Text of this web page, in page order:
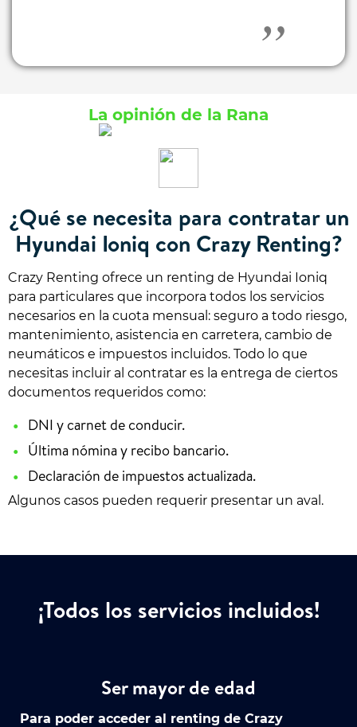
La opinión de la Rana
¿Qué se necesita para contratar un
Hyundai Ioniq con Crazy Renting?
Crazy Renting ofrece un renting de Hyundai Ioniq
para particulares que incorpora todos los servicios
necesarios en la cuota mensual: seguro a todo riesgo,
mantenimiento, asistencia en carretera, cambio de
neumáticos e impuestos incluidos. Todo lo que
necesitas incluir al contratar es la entrega de ciertos
documentos requeridos como:
DNI y carnet de conducir.
Última nómina y recibo bancario.
Declaración de impuestos actualizada.
Algunos casos pueden requerir presentar un aval.
¡Todos los servicios incluidos!
Ser mayor de edad
Para poder acceder al renting de Crazy